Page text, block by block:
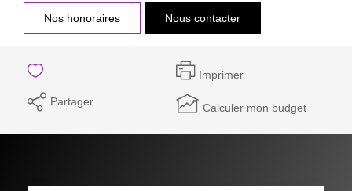
Nos honoraires Nous contacter
Imprimer
Partager Calculer mon budget